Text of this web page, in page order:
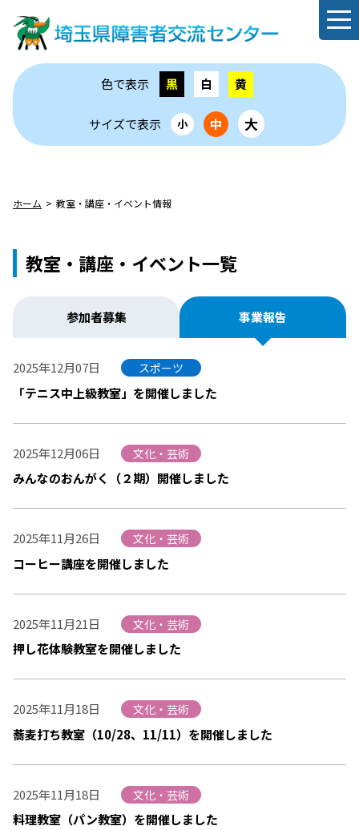
色で表示 黒 白 黄
サイズで表示 小 中 大
ホーム 教室・講座・イベント情報
教室・講座・イベント一覧
参加者募集 事業報告
2025年12月07日 スポーツ
「テニス中上級教室」を開催しました
2025年12月06日 文化・芸術
みんなのおんがく（２期）開催しました
2025年11月26日 文化・芸術
コーヒー講座を開催しました
2025年11月21日 文化・芸術
押し花体験教室を開催しました
2025年11月18日 文化・芸術
蕎麦打ち教室（10/28、11/11）を開催しました
2025年11月18日 文化・芸術
料理教室（パン教室）を開催しました